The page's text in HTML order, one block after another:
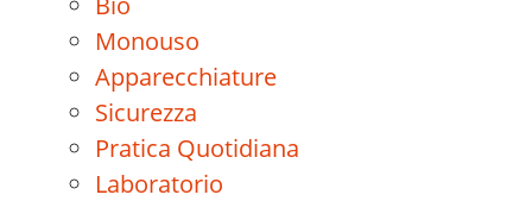
Monouso
Apparecchiature
Sicurezza
Pratica Quotidiana
Laboratorio